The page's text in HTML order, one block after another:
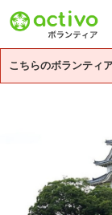
こちらのボランティ
基本情報 募集詳細